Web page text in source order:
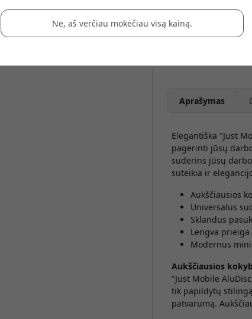
Aprašymas
Elegantiška "Just
pagerinti jūsų
suderins jūsų
suteikia ir
Aukščiausios
Universalus
Sklandus
Lengva
Modernus
Aukščiausios
"Just Mobile
tik papildytų
patvarumą.
Ne, aš verčiau mokėčiau visą kainą.